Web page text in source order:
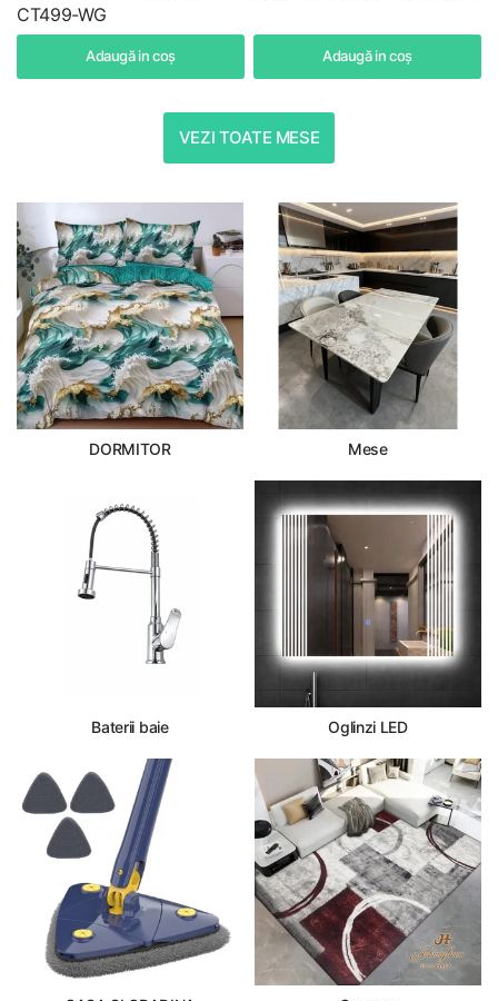
CT499-WG
Adaugă in coş Adaugă in coş
VEZI TOATE MESE
DORMITOR Mese
Baterii baie Oglinzi LED